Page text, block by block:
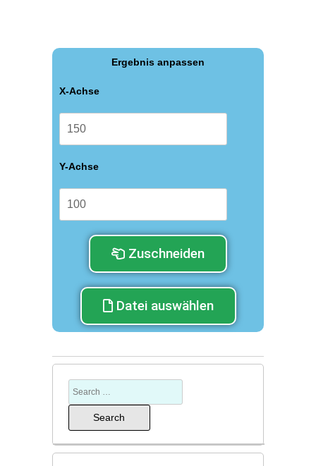
Ergebnis anpassen
X-Achse
Y-Achse
Zuschneiden
Datei auswählen